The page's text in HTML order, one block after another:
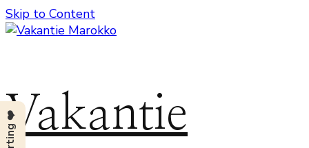
Skip to Content
Vakantie